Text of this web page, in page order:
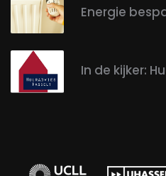
Energie
In de kijker: